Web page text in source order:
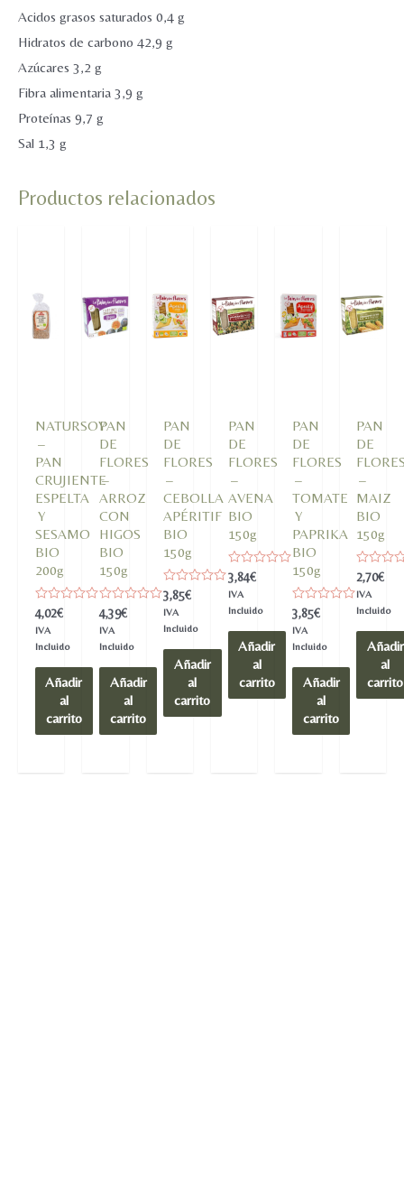
Acidos grasos saturados 0,4 g
Hidratos de carbono 42,9 g
Azúcares 3,2 g
Fibra alimentaria 3,9 g
Proteínas 9,7 g
Sal 1,3 g
Productos relacionados
NATURSOY
–
PAN
CRUJIENTE
ESPELTA
Y
SESAMO
BIO
200g
Valorado
en
0
de
4,02€
IVA
Incluido
Añadir
al
carrito
PAN
DE
FLORES
–
ARROZ
CON
HIGOS
BIO
150g
Valorado
en
0
de
4,39€
IVA
Incluido
Añadir
al
carrito
PAN
DE
FLORES
–
CEBOLLA
APÉRITIF
BIO
150g
Valorado
en
0
de
3,85€
IVA
Incluido
Añadir
al
carrito
PAN
DE
FLORES
–
AVENA
BIO
150g
Valorado
en
0
de
3,84€
IVA
Incluido
Añadir
al
carrito
PAN
DE
FLORES
–
TOMATE
Y
PAPRIKA
BIO
150g
Valorado
en
0
de
3,85€
IVA
Incluido
Añadir
al
carrito
PAN
DE
–
MAIZ
BIO
150g
Valorado
en
0
de
2,70€
IVA
Incluido
Añadir
al
carrito